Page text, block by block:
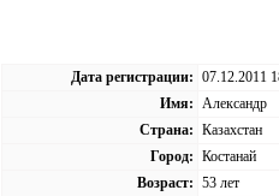
Дата регистрации: 07.12.2011
Имя: Александр
Страна: Казахстан
Город: Костанай
Возраст: 53 лет